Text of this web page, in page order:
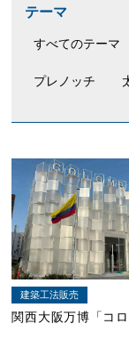
テーマ
すべてのテーマ
プレノッチ
建築工法販売
関西大阪万博「コロ